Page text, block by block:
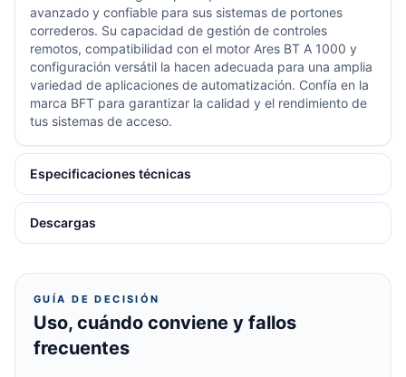
avanzado y confiable para sus sistemas de portones
correderos. Su capacidad de gestión de controles
remotos, compatibilidad con el motor Ares BT A 1000 y
configuración versátil la hacen adecuada para una amplia
variedad de aplicaciones de automatización. Confía en la
marca BFT para garantizar la calidad y el rendimiento de
tus sistemas de acceso.
Especificaciones técnicas
Descargas
GUÍA DE DECISIÓN
Uso, cuándo conviene y fallos
frecuentes